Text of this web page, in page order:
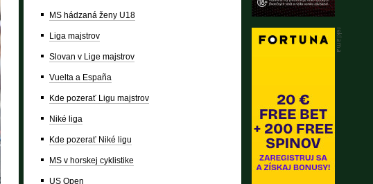
MS hádzaná ženy U18
Liga majstrov
Slovan v Lige majstrov
Vuelta a España
Kde pozerať Ligu majstrov
Niké liga
Kde pozerať Niké ligu
MS v horskej cyklistike
US Open